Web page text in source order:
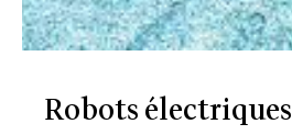
Robots électriques